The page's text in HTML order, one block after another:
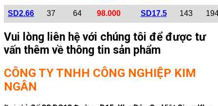
SD2.66 37 64 98.000 SD17.5 143
Vui lòng liên hệ với chúng tôi để được tư
vấn thêm về thông tin sản phẩm
CÔNG TY TNHH CÔNG NGHIỆP KIM
NGÂN